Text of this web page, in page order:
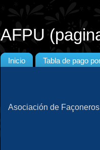
AFPU
Inicio Tabla de pago
Asociación de